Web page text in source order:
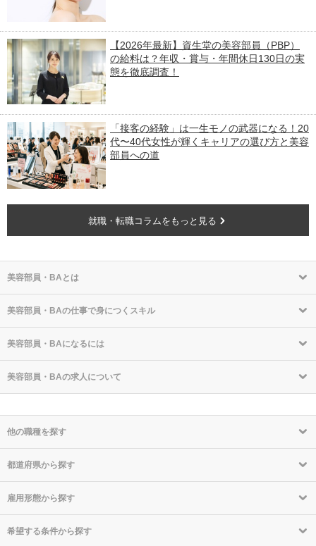
【2026年最新】資生堂の美容部員（PBP）
の給料は？年収・賞与・年間休日130日の実
態を徹底調査！
「接客の経験」は一生モノの武器になる！20
代〜40代女性が輝くキャリアの選び方と美容
部員への道
就職・転職コラムをもっと見る
美容部員・BAとは
美容部員・BAの仕事で身につくスキル
美容部員・BAになるには
美容部員・BAの求人について
他の職種を探す
都道府県から探す
雇用形態から探す
希望する条件から探す